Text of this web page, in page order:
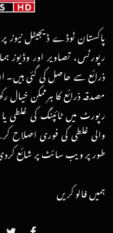
پاکستان ٹوڈے ڈیجیٹل نیوز
رپورٹس، تصاویر اور وڈیوز
ذرائع سے حاصل کی گئی ہیں۔
مصدقہ ذرائع کا ہرممکن خیال
رپورٹ میں ٹائپنگ کی غلطی
والی غلطی کی فوری اصلاح
طور پر ویب سائٹ پر شائع
ہمیں فالو کریں